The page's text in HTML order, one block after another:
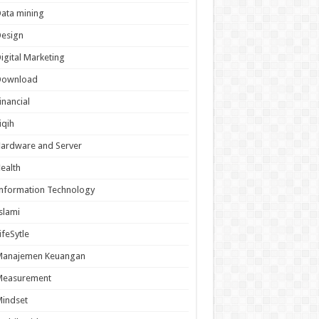
mining
Marketing
and Server
Technology
Keuangan